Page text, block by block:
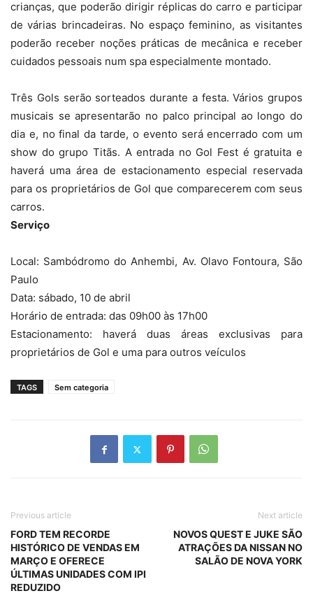
crianças, que poderão dirigir réplicas do carro e participar
de várias brincadeiras. No espaço feminino, as visitantes
poderão receber noções práticas de mecânica e receber
cuidados pessoais num spa especialmente montado.
Três Gols serão sorteados durante a festa. Vários grupos
musicais se apresentarão no palco principal ao longo do
dia e, no final da tarde, o evento será encerrado com um
show do grupo Titãs. A entrada no Gol Fest é gratuita e
haverá uma área de estacionamento especial reservada
para os proprietários de Gol que comparecerem com seus
carros.
Serviço
Local: Sambódromo do Anhembi, Av. Olavo Fontoura, São
Paulo
Data: sábado, 10 de abril
Horário de entrada: das 09h00 às 17h00
Estacionamento: haverá duas áreas exclusivas para
proprietários de Gol e uma para outros veículos
TAGS Sem categoria
Previous article
FORD TEM RECORDE
HISTÓRICO DE VENDAS EM
MARÇO E OFERECE
ÚLTIMAS UNIDADES COM IPI
REDUZIDO
Next article
NOVOS QUEST E JUKE SÃO
ATRAÇÕES DA NISSAN NO
SALÃO DE NOVA YORK